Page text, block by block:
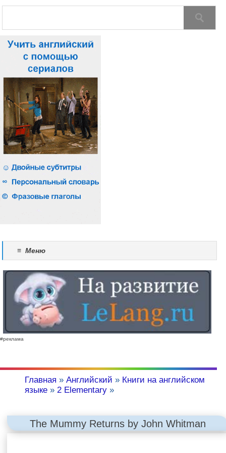
≡ Меню
#реклама
Главная »Английский » Книги на английском
языке »2 Elementary »
The Mummy Returns by John Whitman